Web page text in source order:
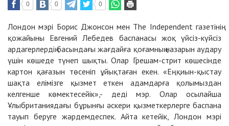
0 0 0
Лондон мэрі Борис Джонсон мен The Independentгазетінің
қожайыны Евгений Лебедев баспанасы жоқ үйсіз-күйсіз
ардагерлердің басындағы жағдайға қоғамның назарын аудару
үшін көшеде түнеп шықты. Олар Грешам-стрит көшесінде
картон қағазын төсеніп ұйықтаған екен. «Ең қиын-қыстау
шақта елімізге қызмет еткен адамдарға қолымыздан
келгенше көмектесейік»,- деді мэр. Олар осылайша
Ұлыбританиядағы бұрынғы әскери қызметкерлерге баспана
тауып беруге жәрдемдеспек. Айта кетейік, Лондон мэрі